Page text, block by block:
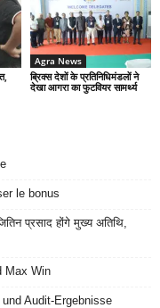
Agra News
ब्रिक्स देशों के प्रतिनिधिमंडलों ने
देखा आगरा का फुटवियर सामर्थ्य
le bonus
प्रसाद होंगे मुख्य अतिथि,
Max Win
Audit-Ergebnisse